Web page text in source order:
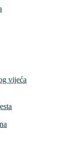
vijeća